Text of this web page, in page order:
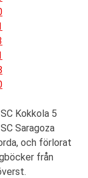
Kokkola 5
Saragoza
och förlorat
från